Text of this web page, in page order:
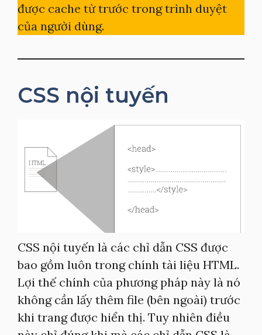
được cache từ trước trong trình duyệt
của người dùng.
CSS nội tuyến
CSS nội tuyến là các chỉ dẫn CSS được
bao gồm luôn trong chính tài liệu HTML.
Lợi thế chính của phương pháp này là nó
không cần lấy thêm file (bên ngoài) trước
khi trang được hiển thị. Tuy nhiên điều